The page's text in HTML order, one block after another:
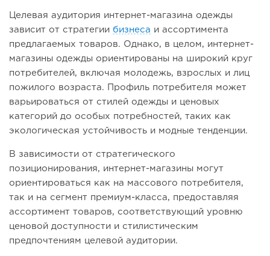
Целевая аудитория интернет-магазина одежды
зависит от стратегии бизнеса и ассортимента
предлагаемых товаров. Однако, в целом, интернет-
магазины одежды ориентированы на широкий круг
потребителей, включая молодежь, взрослых и лиц
пожилого возраста. Профиль потребителя может
варьироваться от стилей одежды и ценовых
категорий до особых потребностей, таких как
экологическая устойчивость и модные тенденции.
В зависимости от стратегического
позиционирования, интернет-магазины могут
ориентироваться как на массового потребителя,
так и на сегмент премиум-класса, предоставляя
ассортимент товаров, соответствующий уровню
ценовой доступности и стилистическим
предпочтениям целевой аудитории.